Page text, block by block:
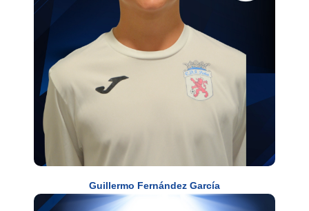
Guillermo Fernández García